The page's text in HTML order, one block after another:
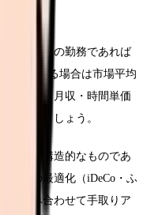
日勤のみの勤務であれば
している場合は市場平均
・手取り月収・時間単価
比較しましょう。
」など構造的なものであ
控除の最適化（iDeCo・ふ
を組み合わせて手取りア